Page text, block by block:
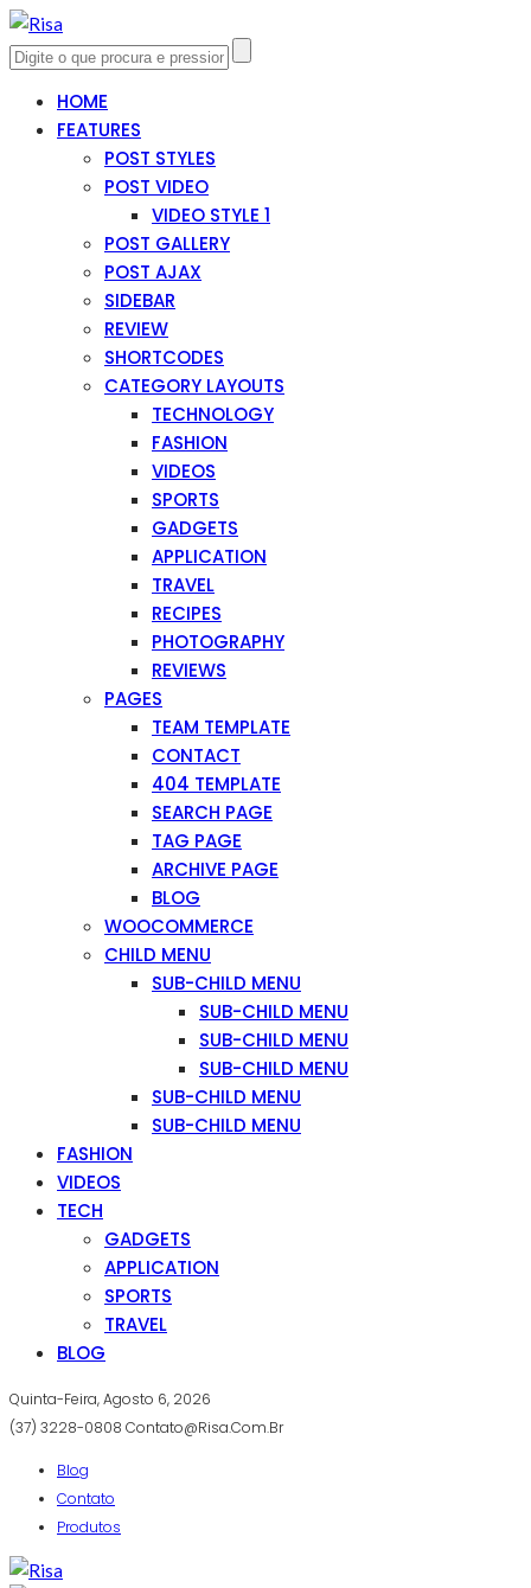
HOME
FEATURES
POST STYLES
POST VIDEO
VIDEO STYLE 1
POST GALLERY
POST AJAX
SIDEBAR
REVIEW
SHORTCODES
CATEGORY LAYOUTS
TECHNOLOGY
FASHION
VIDEOS
SPORTS
GADGETS
APPLICATION
TRAVEL
RECIPES
PHOTOGRAPHY
REVIEWS
PAGES
TEAM TEMPLATE
CONTACT
404 TEMPLATE
SEARCH PAGE
TAG PAGE
ARCHIVE PAGE
BLOG
WOOCOMMERCE
CHILD MENU
SUB-CHILD MENU
SUB-CHILD MENU
SUB-CHILD MENU
SUB-CHILD MENU
SUB-CHILD MENU
SUB-CHILD MENU
FASHION
VIDEOS
TECH
GADGETS
APPLICATION
SPORTS
TRAVEL
BLOG
Quinta-Feira, Agosto 6, 2026
(37) 3228-0808 Contato@risa.com.br
Blog
Contato
Produtos